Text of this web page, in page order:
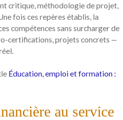
critique, méthodologie de projet,
fois ces repères établis, la
compétences sans surcharger de
certifications, projets concrets —
Éducation, emploi et formation :
au service